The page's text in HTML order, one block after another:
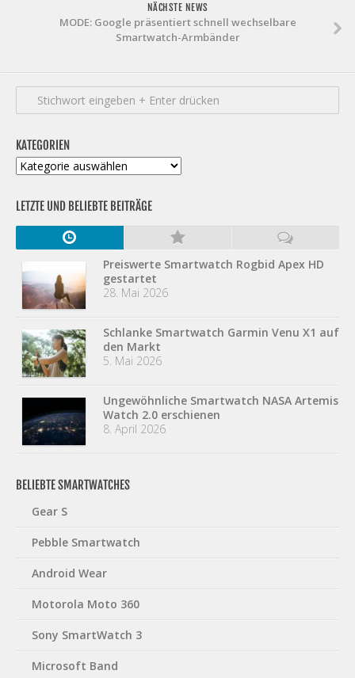
NÄCHSTE NEWS
MODE: Google präsentiert schnell wechselbare
Smartwatch-Armbänder
KATEGORIEN
Kategorien
LETZTE UND BELIEBTE BEITRÄGE
Preiswerte Smartwatch Rogbid Apex HD
gestartet
28. Mai 2026
Schlanke Smartwatch Garmin Venu X1 auf
den Markt
5. Mai 2026
Ungewöhnliche Smartwatch NASA Artemis
Watch 2.0 erschienen
8. April 2026
BELIEBTE SMARTWATCHES
Gear S
Pebble Smartwatch
Android Wear
Motorola Moto 360
Sony SmartWatch 3
Microsoft Band